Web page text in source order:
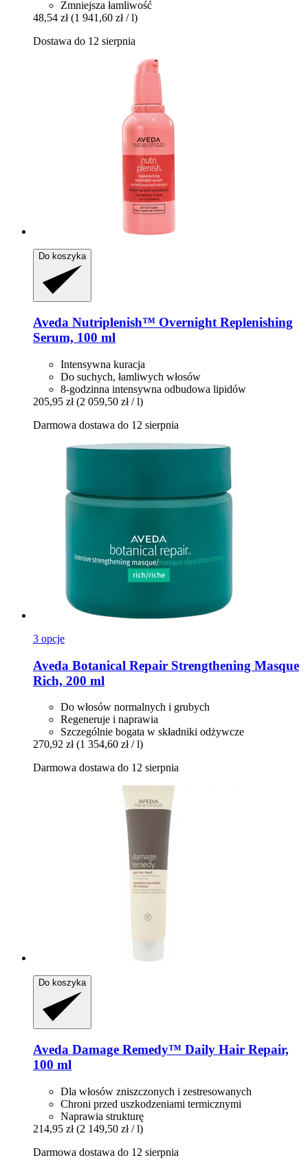
Zmniejsza łamliwość
48,54 zł (1 941,60 zł / l)
Dostawa do 12 sierpnia
Do koszyka
Aveda Nutriplenish™ Overnight Replenishing
Serum, 100 ml
Intensywna kuracja
Do suchych, łamliwych włosów
8-godzinna intensywna odbudowa lipidów
205,95 zł (2 059,50 zł / l)
Darmowa dostawa do 12 sierpnia
3 opcje
Aveda Botanical Repair Strengthening Masque
Rich, 200 ml
Do włosów normalnych i grubych
Regeneruje i naprawia
Szczególnie bogata w składniki odżywcze
270,92 zł (1 354,60 zł / l)
Darmowa dostawa do 12 sierpnia
Do koszyka
Aveda Damage Remedy™ Daily Hair Repair,
100 ml
Dla włosów zniszczonych i zestresowanych
Chroni przed uszkodzeniami termicznymi
Naprawia strukturę
214,95 zł (2 149,50 zł / l)
Darmowa dostawa do 12 sierpnia